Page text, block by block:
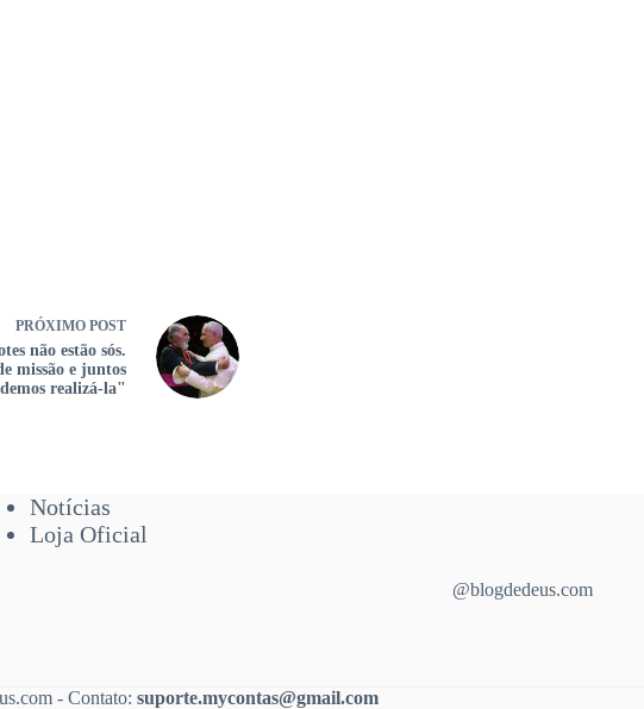
PRÓXIMO POST
não estão sós.
missão e juntos
realizá-la"
Notícias
Loja Oficial
@blogdedeus.com
- Contato:suporte.mycontas@gmail.com